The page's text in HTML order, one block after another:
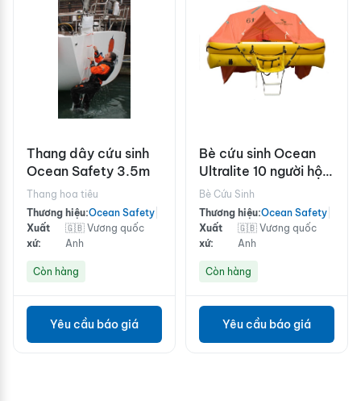
Thang dây cứu sinh
Ocean Safety 3.5m
Thang hoa tiêu
Thương hiệu:Ocean Safety
Xuất
xứ:
🇬🇧 Vương quốc
Anh
Còn hàng
Yêu cầu báo giá
Bè cứu sinh Ocean
Ultralite 10 người hộp
carbon
Bè Cứu Sinh
Thương hiệu:Ocean Safety
Xuất
xứ:
🇬🇧 Vương quốc
Anh
Còn hàng
Yêu cầu báo giá